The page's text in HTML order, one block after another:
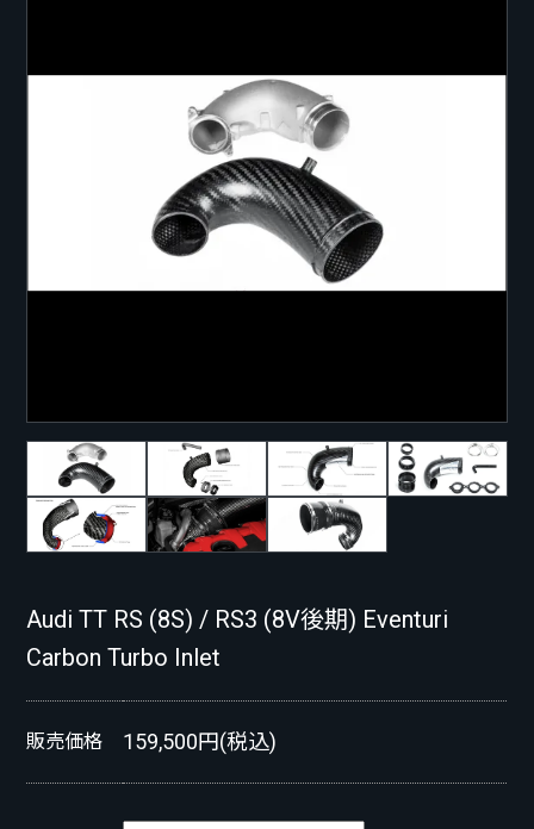
Audi TT RS (8S) / RS3 (8V後期) Eventuri
Carbon Turbo Inlet
販売価格 159,500円(税込)